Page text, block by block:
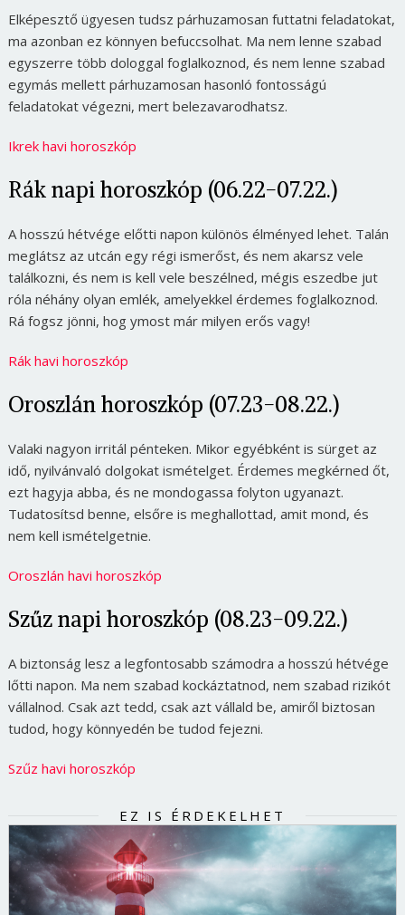
Elképesztő ügyesen tudsz párhuzamosan futtatni feladatokat,
ma azonban ez könnyen befuccsolhat. Ma nem lenne szabad
egyszerre több dologgal foglalkoznod, és nem lenne szabad
egymás mellett párhuzamosan hasonló fontosságú
feladatokat végezni, mert belezavarodhatsz.
Ikrek havi horoszkóp
Rák napi horoszkóp (06.22-07.22.)
A hosszú hétvége előtti napon különös élményed lehet. Talán
meglátsz az utcán egy régi ismerőst, és nem akarsz vele
találkozni, és nem is kell vele beszélned, mégis eszedbe jut
róla néhány olyan emlék, amelyekkel érdemes foglalkoznod.
Rá fogsz jönni, hog ymost már milyen erős vagy!
Rák havi horoszkóp
Oroszlán horoszkóp (07.23-08.22.)
Valaki nagyon irritál pénteken. Mikor egyébként is sürget az
idő, nyilvánvaló dolgokat ismételget. Érdemes megkérned őt,
ezt hagyja abba, és ne mondogassa folyton ugyanazt.
Tudatosítsd benne, elsőre is meghallottad, amit mond, és
nem kell ismételgetnie.
Oroszlán havi horoszkóp
Szűz napi horoszkóp (08.23-09.22.)
A biztonság lesz a legfontosabb számodra a hosszú hétvége
lőtti napon. Ma nem szabad kockáztatnod, nem szabad rizikót
vállalnod. Csak azt tedd, csak azt vállald be, amiről biztosan
tudod, hogy könnyedén be tudod fejezni.
Szűz havi horoszkóp
EZ IS ÉRDEKELHET